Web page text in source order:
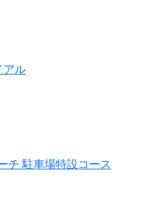
アル
チ 駐車場特設コース